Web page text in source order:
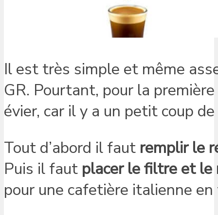
Il est très simple et même
GR. Pourtant, pour la
évier, car il y a un petit coup
Tout d’abord il faut remplir le
Puis il faut placer le filtre et le
pour une cafetière italienne